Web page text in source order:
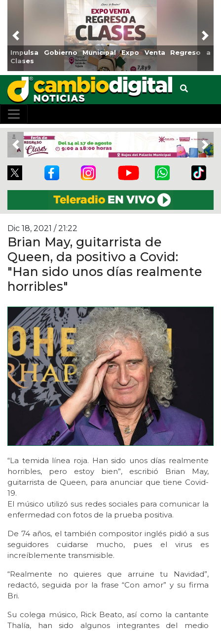
Gobierno Municipal Expo Venta Regreso a
Reabrirá
Previous
Previous
Dic 18, 2021 / 21:22
Brian May, guitarrista de
Queen, da positivo a Covid:
"Han sido unos días realmente
horribles"
“La temida línea roja. Han sido unos días realmente
horribles, pero estoy bien”, escribió Brian May,
guitarrista de Queen, para anunciar que tiene Covid-
19.
El músico utilizó sus redes sociales para comunicar la
enfermedad con fotos de la prueba positiva.
De 74 años, el también compositor inglés pidió a sus
seguidores cuidarse mucho, pues el virus es
increíblemente transmisible.
“Realmente no quieres que arruine tu Navidad”,
redactó, seguida por la frase “Con amor” y su firma
Bri.
Su colega músico, Rick Beato, así como la cantante
Thalía, han sido algunos integrantes del medio